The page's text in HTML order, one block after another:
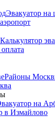
Эвакуатор на
Калькулятор
Районы
на
в Измайлово